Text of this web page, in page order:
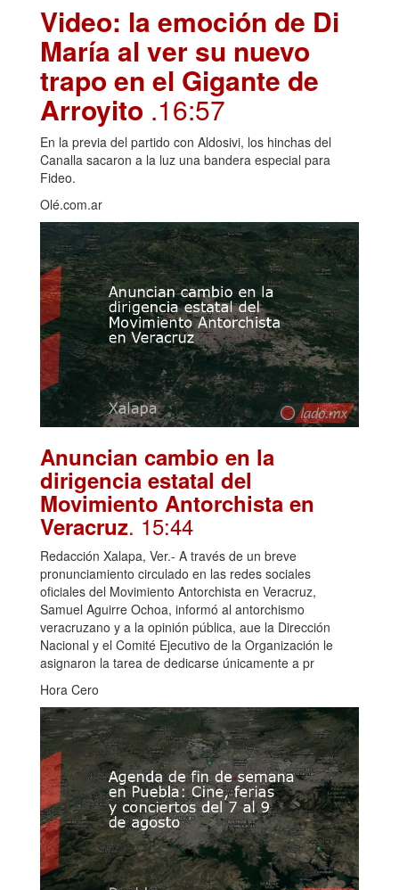
Video: la emoción de Di
María al ver su nuevo
trapo en el Gigante de
Arroyito .16:57
En la previa del partido con Aldosivi, los hinchas del
Canalla sacaron a la luz una bandera especial para
Fideo.
Olé.com.ar
Anuncian cambio en la
dirigencia estatal del
Movimiento Antorchista en
Veracruz. 15:44
Redacción Xalapa, Ver.- A través de un breve
pronunciamiento circulado en las redes sociales
oficiales del Movimiento Antorchista en Veracruz,
Samuel Aguirre Ochoa, informó al antorchismo
veracruzano y a la opinión pública, aue la Dirección
Nacional y el Comité Ejecutivo de la Organización le
asignaron la tarea de dedicarse únicamente a pr
Hora Cero